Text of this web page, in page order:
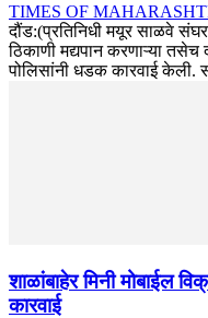
TIMES OF
दौंड:(प्रतिनिधी मयूर साळवे
ठिकाणी मद्यपान करणाऱ्या तसेच
पोलिसांनी धडक कारवाई केली.
शाळांबाहेर मिनी मोबाईल
कारवाई